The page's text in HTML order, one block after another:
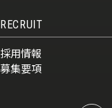
RECRUIT
採用情報
募集要項